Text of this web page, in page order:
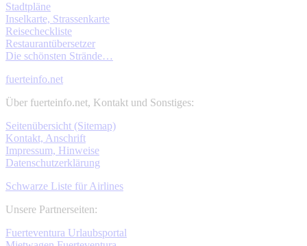
Stadtpläne
Inselkarte, Strassenkarte
Reisecheckliste
Restaurantübersetzer
Die schönsten Strände…
fuerteinfo.net
Über fuerteinfo.net, Kontakt und Sonstiges:
Seitenübersicht (Sitemap)
Kontakt, Anschrift
Impressum, Hinweise
Datenschutzerklärung
Schwarze Liste für Airlines
Unsere Partnerseiten:
Fuerteventura Urlaubsportal